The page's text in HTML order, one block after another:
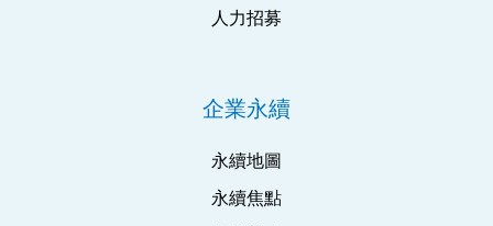
人力招募
企業永續
永續地圖
永續焦點